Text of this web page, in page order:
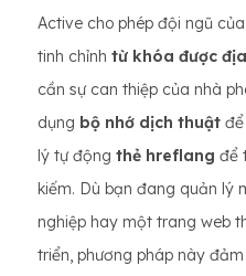
Active cho phép đội ngũ
tinh chỉnh từ khóa được
cần sự can thiệp của nhà
dụng bộ nhớ dịch thuật
lý tự động thẻ hreflang để
kiếm. Dù bạn đang quản lý
nghiệp hay một trang web
triển, phương pháp này